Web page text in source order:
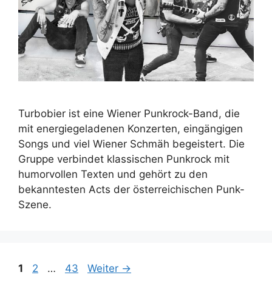
Turbobier ist eine Wiener Punkrock-Band, die
mit energiegeladenen Konzerten, eingängigen
Songs und viel Wiener Schmäh begeistert. Die
Gruppe verbindet klassischen Punkrock mit
humorvollen Texten und gehört zu den
bekanntesten Acts der österreichischen Punk-
Szene.
Seite
1 Seite
2 … Seite
43 Weiter →